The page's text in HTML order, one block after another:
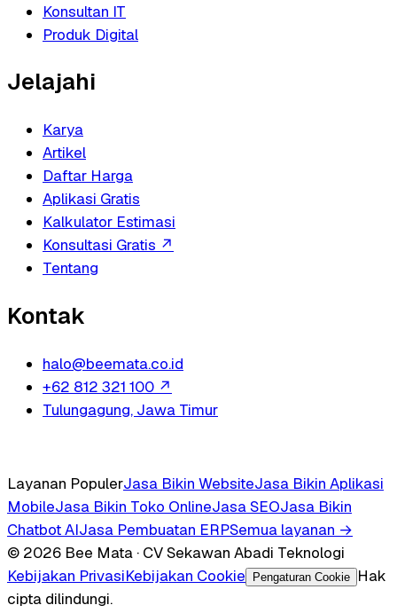
Konsultan IT
Produk Digital
Jelajahi
Karya
Artikel
Daftar Harga
Aplikasi Gratis
Kalkulator Estimasi
Konsultasi Gratis ↗
Tentang
Kontak
halo@beemata.co.id
+62 812 321 100 ↗
Tulungagung, Jawa Timur
Layanan PopulerJasa Bikin WebsiteJasa Bikin Aplikasi
MobileJasa Bikin Toko OnlineJasa SEOJasa Bikin
Chatbot AIJasa Pembuatan ERPSemua layanan →
© 2026 Bee Mata · CV Sekawan Abadi Teknologi
Kebijakan PrivasiKebijakan Cookie Pengaturan Cookie
Hak
cipta dilindungi.